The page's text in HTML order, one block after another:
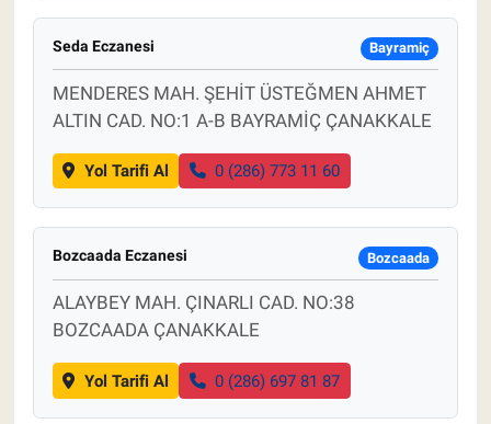
Seda Eczanesi Bayramiç
MENDERES MAH. ŞEHİT ÜSTEĞMEN AHMET
ALTIN CAD. NO:1 A-B BAYRAMİÇ ÇANAKKALE
Yol Tarifi Al 0 (286) 773 11 60
Bozcaada Eczanesi Bozcaada
ALAYBEY MAH. ÇINARLI CAD. NO:38
BOZCAADA ÇANAKKALE
Yol Tarifi Al 0 (286) 697 81 87